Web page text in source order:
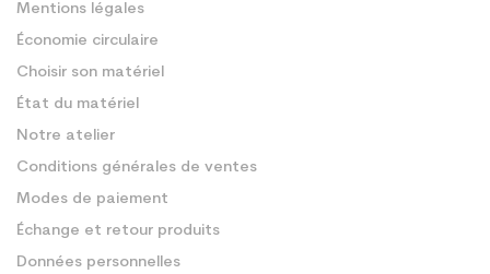
Mentions légales
Économie circulaire
Choisir son matériel
État du matériel
Notre atelier
Conditions générales de ventes
Modes de paiement
Échange et retour produits
Données personnelles